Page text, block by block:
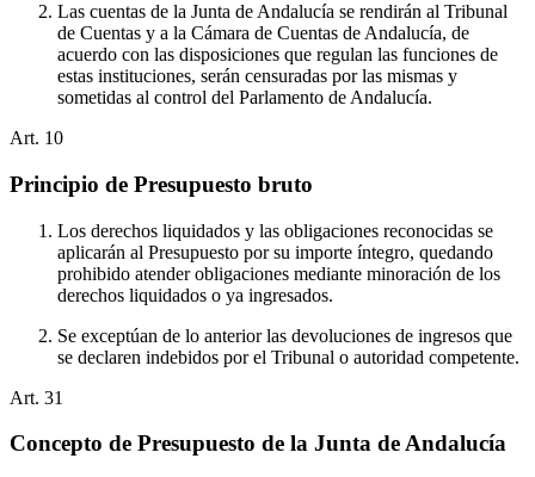
Las cuentas de la Junta de Andalucía se rendirán al Tribunal
de Cuentas y a la Cámara de Cuentas de Andalucía, de
acuerdo con las disposiciones que regulan las funciones de
estas instituciones, serán censuradas por las mismas y
sometidas al control del Parlamento de Andalucía.
Art. 10
Principio de Presupuesto bruto
Los derechos liquidados y las obligaciones reconocidas se
aplicarán al Presupuesto por su importe íntegro, quedando
prohibido atender obligaciones mediante minoración de los
derechos liquidados o ya ingresados.
Se exceptúan de lo anterior las devoluciones de ingresos que
se declaren indebidos por el Tribunal o autoridad competente.
Art. 31
Concepto de Presupuesto de la Junta de Andalucía